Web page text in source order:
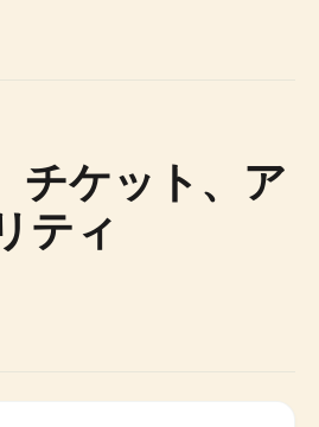
チケット、ア
ティ